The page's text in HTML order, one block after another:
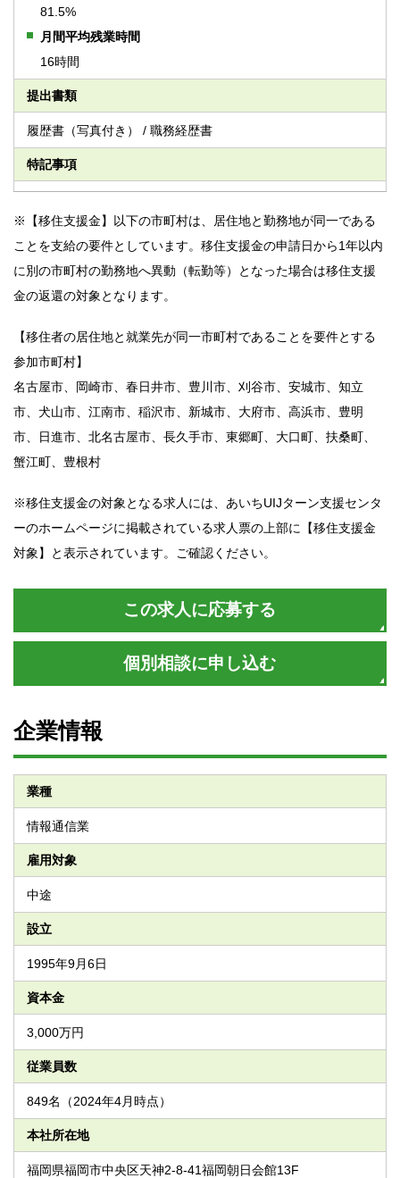
81.5%
月間平均残業時間
16時間
提出書類
履歴書（写真付き） / 職務経歴書
特記事項
※【移住支援金】以下の市町村は、居住地と勤務地が同一である
ことを支給の要件としています。移住支援金の申請日から1年以内
に別の市町村の勤務地へ異動（転勤等）となった場合は移住支援
金の返還の対象となります。
【移住者の居住地と就業先が同一市町村であることを要件とする
参加市町村】
名古屋市、岡崎市、春日井市、豊川市、刈谷市、安城市、知立
市、犬山市、江南市、稲沢市、新城市、大府市、高浜市、豊明
市、日進市、北名古屋市、長久手市、東郷町、大口町、扶桑町、
蟹江町、豊根村
※移住支援金の対象となる求人には、あいちUIJターン支援センタ
ーのホームページに掲載されている求人票の上部に【移住支援金
対象】と表示されています。ご確認ください。
この求人に応募する
個別相談に申し込む
企業情報
業種
情報通信業
雇用対象
中途
設立
1995年9月6日
資本金
3,000万円
従業員数
849名（2024年4月時点）
本社所在地
福岡県福岡市中央区天神2-8-41福岡朝日会館13F